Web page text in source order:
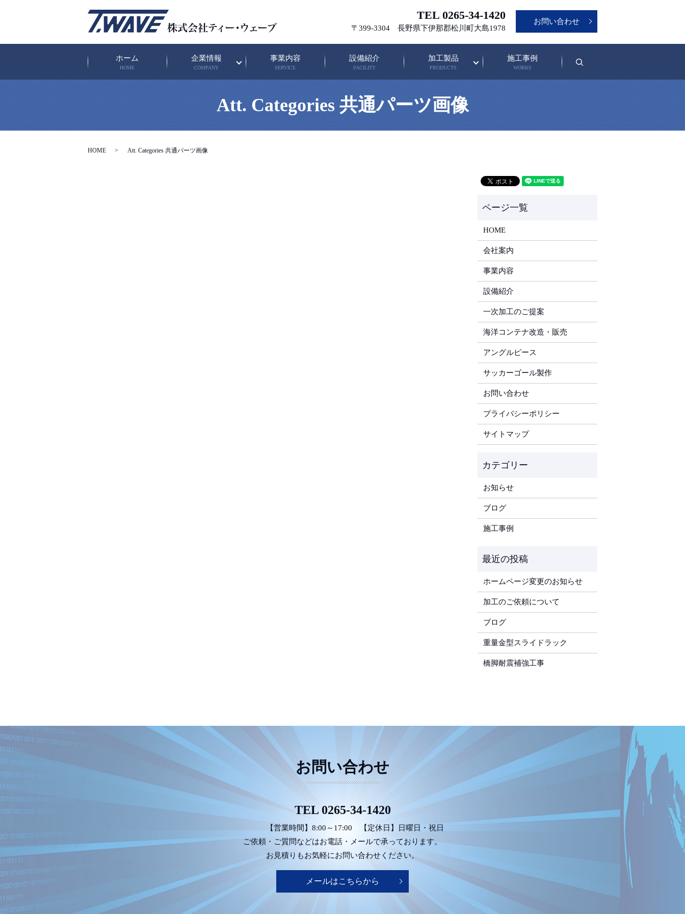
TEL 0265-34-1420
〒399-3304 長野県下伊那郡松川町大島1978
ホーム
HOME
企業情報
COMPANY
事業内容
SERVICE
設備紹介
FACILITY
加工製品
PRODUCTS
施工事例
WORKS
お問い合わせ
Att. Categories 共通パーツ画像
HOME Att. Categories 共通パーツ画像
HOME
会社案内
事業内容
設備紹介
一次加工のご提案
海洋コンテナ改造・販売
アングルピース
サッカーゴール製作
お問い合わせ
プライバシーポリシー
サイトマップ
お知らせ
ブログ
施工事例
ホームページ変更のお知らせ
加工のご依頼について
ブログ
重量金型スライドラック
橋脚耐震補強工事
お問い合わせ
TEL 0265-34-1420
【営業時間】8:00～17:00
【定休日】日曜日・祝日
ご依頼・ご質問などはお電話・メールで承っております。
お見積りもお気軽にお問い合わせください。
メールはこちらから